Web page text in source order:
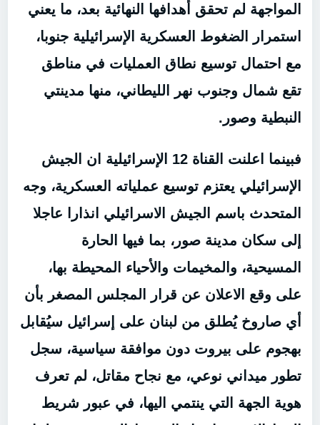
المواجهة لم تحقق أهدافها النهائية بعد، ما يعني
استمرار الضغوط العسكرية الإسرائيلية جنوبا،
مع احتمال توسيع نطاق العمليات في مناطق
تقع شمال وجنوب نهر الليطاني، منها مدينتي
النبطية وصور.
فبينما اعلنت القناة 12 الإسرائيلية ان الجيش
الإسرائيلي يعتزم توسيع عملياته العسكرية، وجه
المتحدث باسم الجيش الاسرائيلي انذارا عاجلا
إلى سكان مدينة صور، بما فيها الحارة
المسيحية، والمخيمات والأحياء المحيطة بها،
على وقع الاعلان عن قرار المجلس المصغر بأن
أي صاروخ يُطلق من لبنان على إسرائيل سيُقابل
بهجوم على بيروت دون موافقة سياسية، سجل
تطور ميداني نوعي، مع نجاح مقاتل، لم تعرف
هوية الجهة التي ينتمي اليها، في عبور شريط